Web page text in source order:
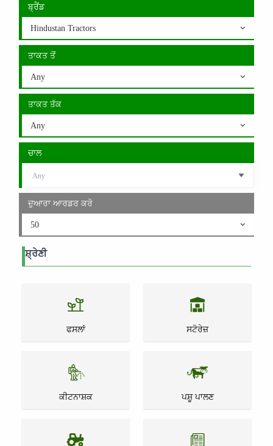
ਬ੍ਰੈਂਡ
Hindustan Tractors
ਤਾਕਤ ਤੋਂ
Any
ਤਾਕਤ ਤੱਕ
Any
ਚਾਲ
ਦੁਆਰਾ ਆਰਡਰ ਕਰੋ
50
ਸ਼੍ਰੇਣੀ
ਫਸਲਾਂ ਸਟੋਰੇਜ਼
ਕੀਟਨਾਸ਼ਕ ਪਸ਼ੂ ਪਾਲਣ